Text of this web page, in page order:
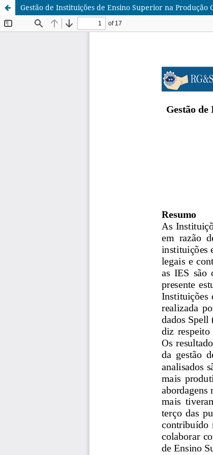
Gestão de Instituições de Ensino Superior na Produção